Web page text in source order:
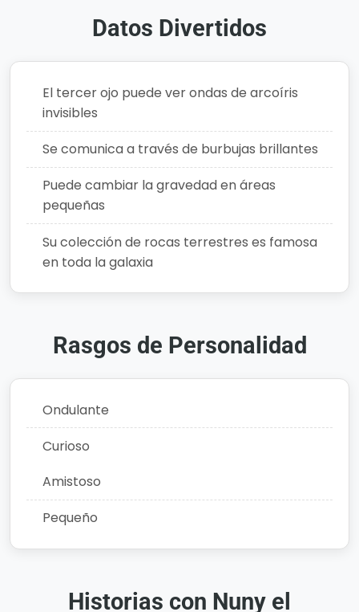
Datos Divertidos
El tercer ojo puede ver ondas de arcoíris
invisibles
Se comunica a través de burbujas brillantes
Puede cambiar la gravedad en áreas
pequeñas
Su colección de rocas terrestres es famosa
en toda la galaxia
Rasgos de Personalidad
Ondulante
Curioso
Amistoso
Pequeño
Historias con Nuny el